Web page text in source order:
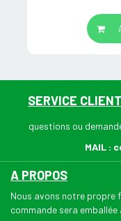
SERVICE
questions ou
MAIL :
A PROPOS
Nous avons notre propre
commande sera